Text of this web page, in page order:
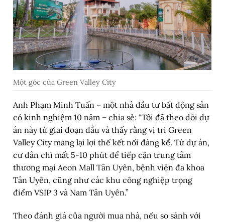
Một góc của Green Valley City
Anh Phạm Minh Tuấn – một nhà đầu tư bất động sản
có kinh nghiệm 10 năm – chia sẻ: “Tôi đã theo dõi dự
án này từ giai đoạn đầu và thấy rằng vị trí Green
Valley City mang lại lợi thế kết nối đáng kể. Từ dự án,
cư dân chỉ mất 5-10 phút để tiếp cận trung tâm
thương mại Aeon Mall Tân Uyên, bệnh viện đa khoa
Tân Uyên, cũng như các khu công nghiệp trọng
điểm VSIP 3 và Nam Tân Uyên.”
Theo đánh giá của người mua nhà, nếu so sánh với